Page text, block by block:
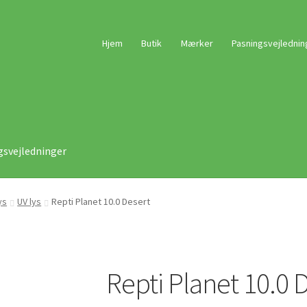
Hjem Butik Mærker
UV lys Repti Planet 10.0 Desert
Repti Planet 10.0